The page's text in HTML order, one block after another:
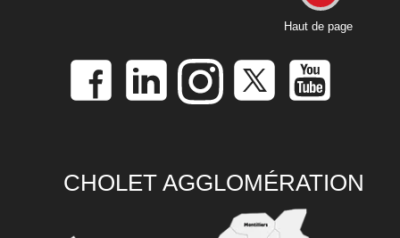
Haut de page
CHOLET AGGLOMÉRATION